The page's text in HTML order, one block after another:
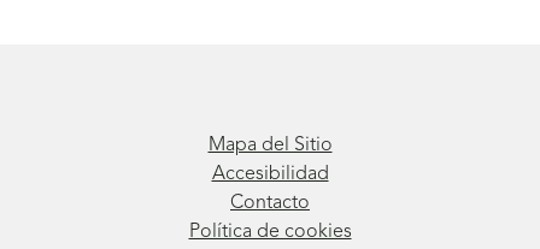
Mapa del Sitio
Accesibilidad
Contacto
Política de cookies